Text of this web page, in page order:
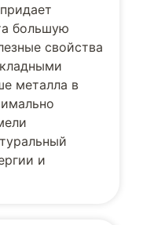
большую
свойства
металла в
и